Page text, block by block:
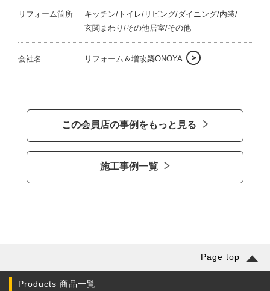
リフォーム箇所
キッチン/トイレ/リビング/ダイニング/内装/
玄関まわり/その他居室/その他
会社名 リフォーム＆増改築ONOYA
この会員店の事例をもっと見る
施工事例一覧
Page top
Products 商品一覧